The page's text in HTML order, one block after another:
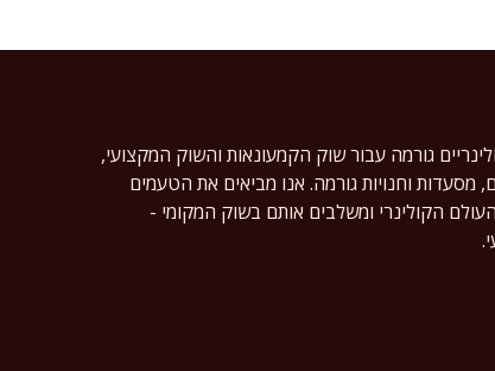
גורמה עבור שוק הקמעונאות והשוק המקצועי,
מסעדות וחנויות גורמה. אנו מביאים את הטעמים
הקולינרי ומשלבים אותם בשוק המקומי -